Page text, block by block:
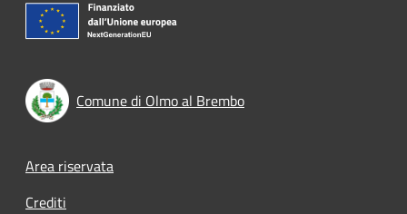
Comune di Olmo al Brembo
Footer menu
Area riservata
Crediti